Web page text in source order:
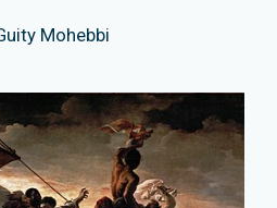
Mohebbi